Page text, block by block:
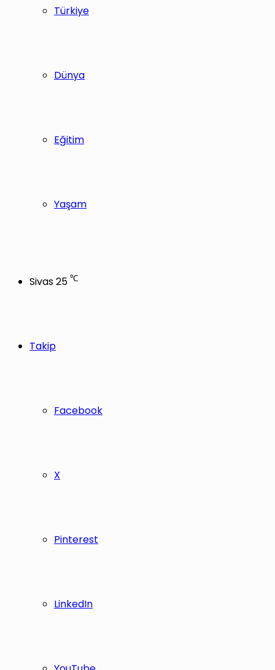
Türkiye
Dünya
Eğitim
Yaşam
Sivas25 ℃
Takip
Facebook
X
Pinterest
LinkedIn